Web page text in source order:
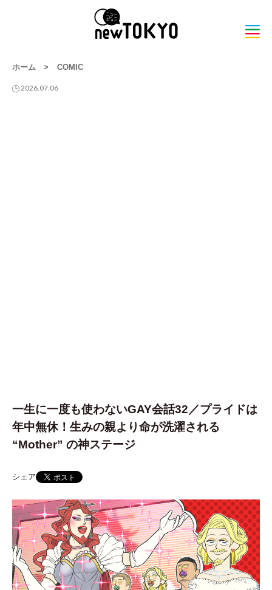
ホーム > COMIC
2026.07.06
一生に一度も使わないGAY会話32／プライドは
年中無休！生みの親より命が洗濯される
“Mother” の神ステージ
シェア